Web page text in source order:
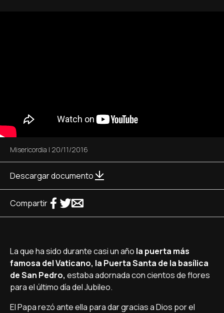
Misericordia | 20/11/2016
Descargar documento
Compartir
La que ha sido durante casi un año la puerta más
famosa del Vaticano, la Puerta Santa de la basí­lica
de San Pedro, estaba adornada con cientos de flores
para el último dí­a del Jubileo.
El Papa rezó ante ella para dar gracias a Dios por el